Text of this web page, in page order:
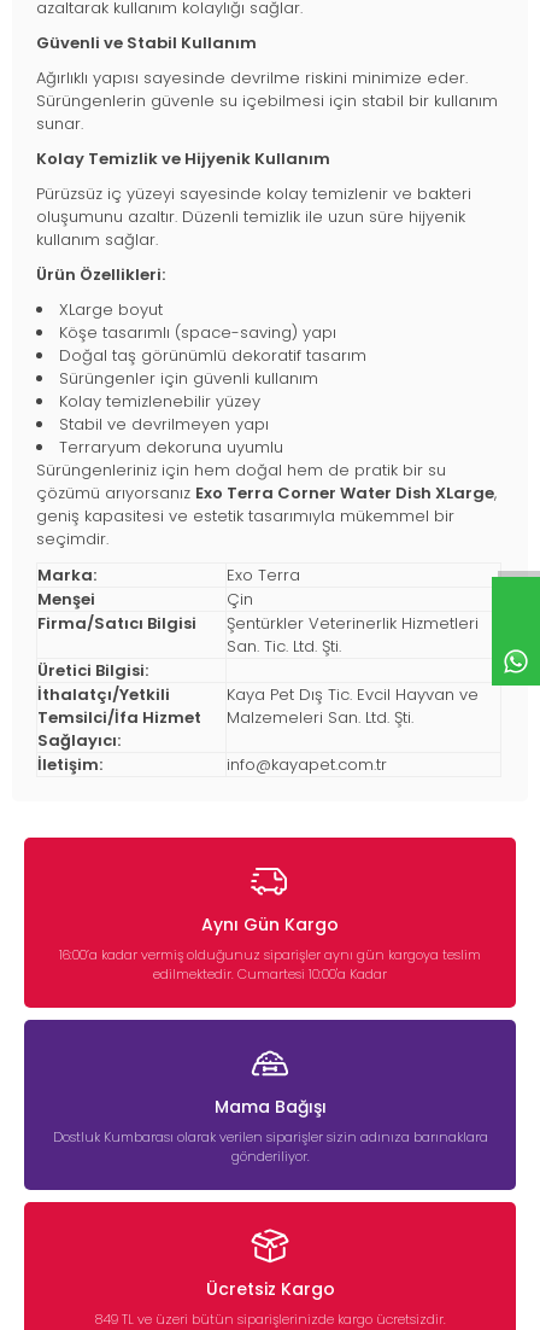
azaltarak kullanım kolaylığı sağlar.
Güvenli ve Stabil Kullanım
Ağırlıklı yapısı sayesinde devrilme riskini minimize eder.
Sürüngenlerin güvenle su içebilmesi için stabil bir kullanım
sunar.
Kolay Temizlik ve Hijyenik Kullanım
Pürüzsüz iç yüzeyi sayesinde kolay temizlenir ve bakteri
oluşumunu azaltır. Düzenli temizlik ile uzun süre hijyenik
kullanım sağlar.
Ürün Özellikleri:
XLarge boyut
Köşe tasarımlı (space-saving) yapı
Doğal taş görünümlü dekoratif tasarım
Sürüngenler için güvenli kullanım
Kolay temizlenebilir yüzey
Stabil ve devrilmeyen yapı
Terraryum dekoruna uyumlu
Sürüngenleriniz için hem doğal hem de pratik bir su
çözümü arıyorsanız Exo Terra Corner Water Dish XLarge,
geniş kapasitesi ve estetik tasarımıyla mükemmel bir
seçimdir.
Marka:
Exo Terra
Menşei
Çin
Firma/Satıcı Bilgisi
Şentürkler Veterinerlik Hizmetleri
San. Tic. Ltd. Şti.
Üretici Bilgisi:
İthalatçı/Yetkili
Temsilci/İfa Hizmet
Sağlayıcı:
Kaya Pet Dış Tic. Evcil Hayvan ve
Malzemeleri San. Ltd. Şti.
İletişim: info@kayapet.com.tr
Aynı Gün Kargo
16:00’a kadar vermiş olduğunuz siparişler aynı gün kargoya teslim
edilmektedir. Cumartesi 10:00'a Kadar
Mama Bağışı
Dostluk Kumbarası olarak verilen siparişler sizin adınıza barınaklara
gönderiliyor.
Ücretsiz Kargo
849 TL ve üzeri bütün siparişlerinizde kargo ücretsizdir.